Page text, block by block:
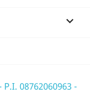

08762060963 -